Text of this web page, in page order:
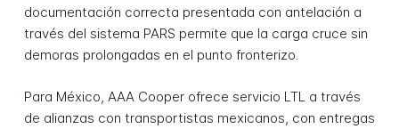
documentación correcta presentada con antelación a
través del sistema PARS permite que la carga cruce sin
demoras prolongadas en el punto fronterizo.
Para México, AAA Cooper ofrece servicio LTL a través
de alianzas con transportistas mexicanos, con entregas